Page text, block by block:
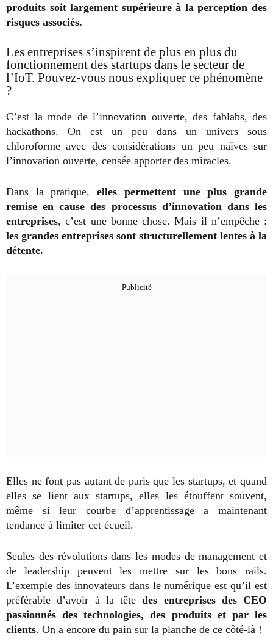
produits soit largement supérieure à la perception des
risques associés.
Les entreprises s’inspirent de plus en plus du
fonctionnement des startups dans le secteur de
l’IoT. Pouvez-vous nous expliquer ce phénomène
?
C’est la mode de l’innovation ouverte, des fablabs, des
hackathons. On est un peu dans un univers sous
chloroforme avec des considérations un peu naïves sur
l’innovation ouverte, censée apporter des miracles.
Dans la pratique,elles permettent une plus grande
remise en cause des processus d’innovation dans les
entreprises, c’est une bonne chose. Mais il n’empêche :
les grandes entreprises sont structurellement lentes à la
détente.
Elles ne font pas autant de paris que les startups, et quand
elles se lient aux startups, elles les étouffent souvent,
même si leur courbe d’apprentissage a maintenant
tendance à limiter cet écueil.
Seules des révolutions dans les modes de management et
de leadership peuvent les mettre sur les bons rails.
L’exemple des innovateurs dans le numérique est qu’il est
préférable d’avoir à la tête des entreprises des CEO
passionnés des technologies, des produits et par les
clients. On a encore du pain sur la planche de ce côté-là !